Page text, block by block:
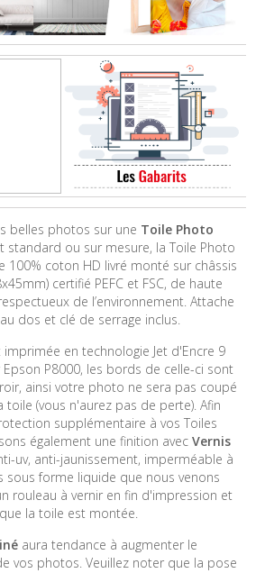
belles photos sur une Toile Photo
ou sur mesure, la Toile Photo
100% coton HD livré monté sur châssis
certifié PEFC et FSC, de haute
de l’environnement. Attache
dos et clé de serrage inclus.
imprimée en technologie Jet d'Encre 9
P8000, les bords de celle-ci sont
ainsi votre photo ne sera pas coupé
(vous n'aurez pas de perte). Afin
supplémentaire à vos Toiles
également une finition avecVernis
uv, anti-jaunissement, imperméable à
sous forme liquide que nous venons
rouleau à vernir en fin d'impression et
la toile est montée.
aura tendance à augmenter le
vos photos. Veuillez noter que la pose